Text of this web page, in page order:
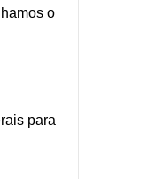
o
para